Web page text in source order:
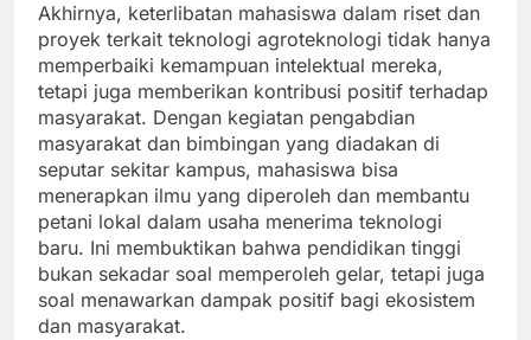
Akhirnya, keterlibatan mahasiswa dalam riset dan
proyek terkait teknologi agroteknologi tidak hanya
memperbaiki kemampuan intelektual mereka,
tetapi juga memberikan kontribusi positif terhadap
masyarakat. Dengan kegiatan pengabdian
masyarakat dan bimbingan yang diadakan di
seputar sekitar kampus, mahasiswa bisa
menerapkan ilmu yang diperoleh dan membantu
petani lokal dalam usaha menerima teknologi
baru. Ini membuktikan bahwa pendidikan tinggi
bukan sekadar soal memperoleh gelar, tetapi juga
soal menawarkan dampak positif bagi ekosistem
dan masyarakat.